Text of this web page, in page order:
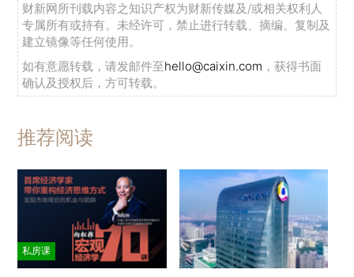
财新网所刊载内容之知识产权为财新传媒及/或相关权利人
专属所有或持有。未经许可，禁止进行转载、摘编、复制及
建立镜像等任何使用。
如有意愿转载，请发邮件至hello@caixin.com ，获得书面
确认及授权后，方可转载。
推荐阅读
私房课